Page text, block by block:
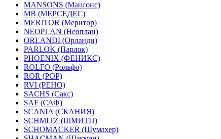
MANSONS (Мансонс)
MB (МЕРСЕДЕС)
MERITOR (Меритор)
NEOPLAN (Неоплан)
ORLANDI (Орланди)
PARLOK (Парлок)
PHOENIX (ФЕНИКС)
ROLFO (Рольфо)
ROR (РОР)
RVI (РЕНО)
SACHS (Сакс)
SAF (САФ)
SCANIA (СКАНИЯ)
SCHMITZ (ШМИТЦ)
SCHOMACKER (Шумахер)